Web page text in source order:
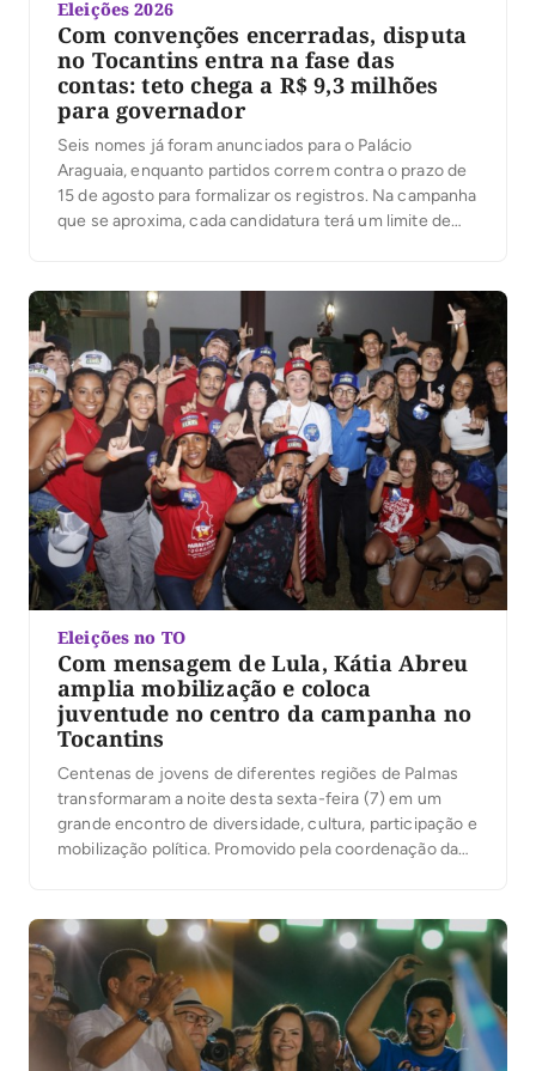
Eleições 2026
Com convenções encerradas, disputa
no Tocantins entra na fase das
contas: teto chega a R$ 9,3 milhões
para governador
Seis nomes já foram anunciados para o Palácio
Araguaia, enquanto partidos correm contra o prazo de
15 de agosto para formalizar os registros. Na campanha
que se aproxima, cada candidatura terá um limite de
e seis candidaturas anunciadas ao governo do […]
Eleições no TO
Com mensagem de Lula, Kátia Abreu
amplia mobilização e coloca
juventude no centro da campanha no
Tocantins
Centenas de jovens de diferentes regiões de Palmas
transformaram a noite desta sexta-feira (7) em um
grande encontro de diversidade, cultura, participação e
mobilização política. Promovido pela coordenação da
o evento reuniu jovens de Palmas em torno de […]